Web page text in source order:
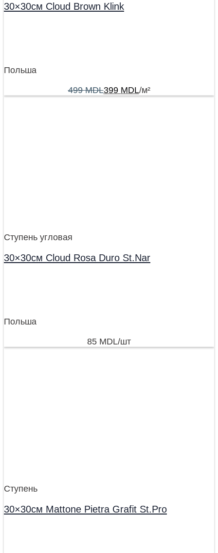
30×30см Cloud Brown Klink
Польша
499MDL399 MDL/м²
Ступень угловая
30×30см Cloud Rosa Duro St.Nar
Польша
85 MDL/шт
Ступень
30×30см Mattone Pietra Grafit St.Pro